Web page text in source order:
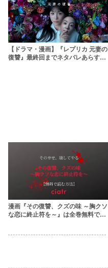
【ドラマ・漫画】『レプリカ 元妻の
復讐』最終回までネタバレあらすじ
漫画『その復讐、クズの味 ～胸クソ
な恋に終止符を～』は全巻無料で読